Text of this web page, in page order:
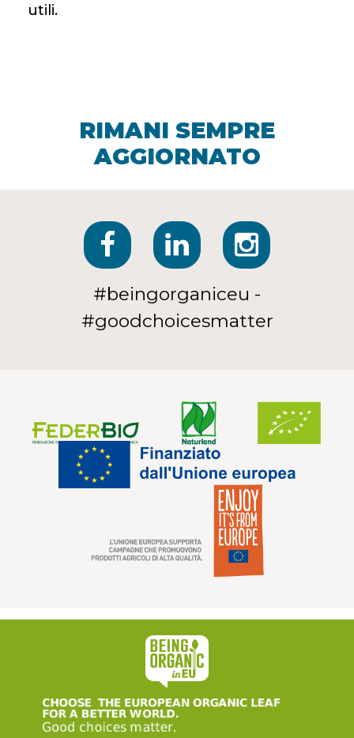
utili.
RIMANI SEMPRE
AGGIORNATO
#beingorganiceu -
#goodchoicesmatter